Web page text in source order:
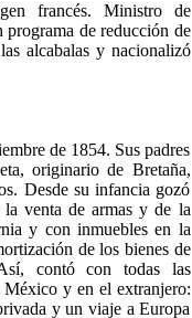
francés. Ministro de
de reducción de
alcabalas y nacionalizó
de 1854. Sus padres
originario de Bretaña,
Desde su infancia gozó
venta de armas y de la
y con inmuebles en la
de los bienes de
contó con todas las
México y en el extranjero:
y un viaje a Europa